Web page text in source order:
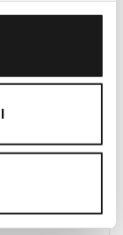
nostri